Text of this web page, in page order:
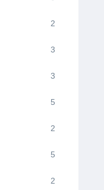
2
3
3
5
2
5
2